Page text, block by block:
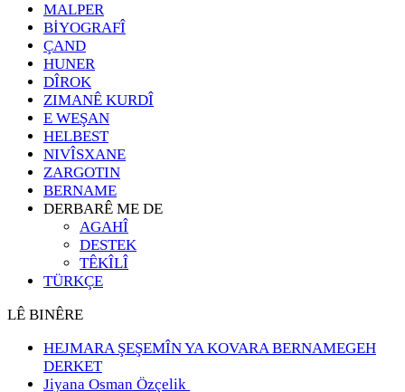
MALPER
BİYOGRAFÎ
ÇAND
HUNER
DÎROK
ZIMANÊ KURDÎ
E WEŞAN
HELBEST
NIVÎSXANE
ZARGOTIN
BERNAME
DERBARÊ ME DE
AGAHÎ
DESTEK
TÊKÎLÎ
TÜRKÇE
LÊ BINÊRE
HEJMARA ŞEŞEMÎN YA KOVARA BERNAMEGEH
DERKET
Jiyana Osman Özçelik